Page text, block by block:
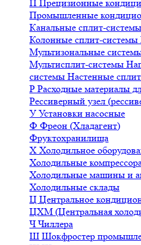
П Прецизионные
Промышленные
Канальные сплит-системы
Колонные сплит-системы
Мультизональные
Мультисплит-системы
системы Настенные
Р Расходные материалы
Рессиверный узел
У Установки насосные
Ф Фреон (Хладагент)
Фруктохранилища
Х Холодильное
Холодильные
Холодильные машины и
Холодильные склады
Ц Центральное
ЦХМ (Центральная
ЧЧиллера
Ш Шокфростер